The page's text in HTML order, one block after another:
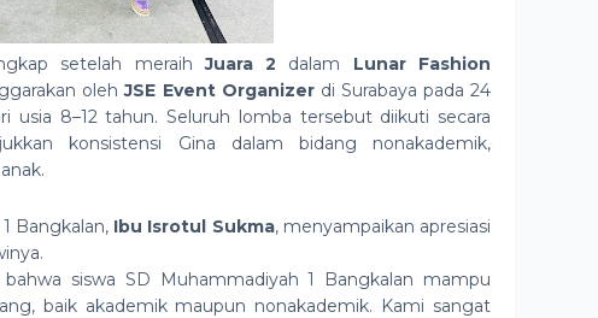
setelah meraihJuara 2 dalam Lunar Fashion
olehJSE Event Organizerdi Surabaya pada 24
usia 8–12 tahun. Seluruh lomba tersebut diikuti secara
konsistensi Gina dalam bidang nonakademik,
Bangkalan, Ibu Isrotul Sukma, menyampaikan apresiasi
siswa SD Muhammadiyah 1 Bangkalan mampu
baik akademik maupun nonakademik. Kami sangat